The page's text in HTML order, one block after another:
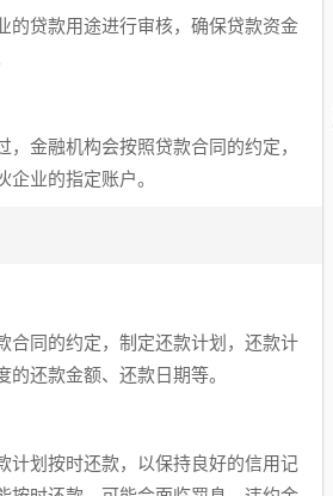
的贷款用途进行审核，确保贷款资金
，金融机构会按照贷款合同的约定，
业的指定账户。
合同的约定，制定还款计划，还款计
的还款金额、还款日期等。
计划按时还款，以保持良好的信用记